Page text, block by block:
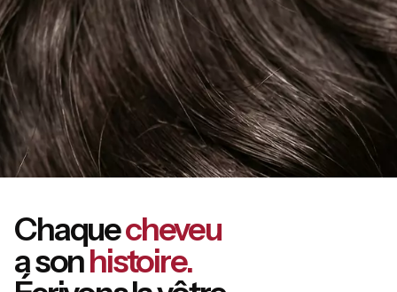
Chaquecheveu
a sonhistoire.